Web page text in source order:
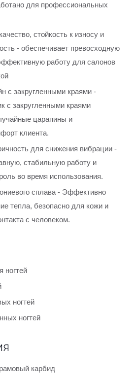
для профессиональных
стойкость к износу и
- обеспечивает превосходную
работу для салонов
с закругленными краями -
с закругленными краями
царапины и
клиента.
для снижения вибрации -
стабильную работу и
во время использования.
сплава - Эффективно
тепла, безопасно для кожи и
с человеком.
ногтей
ногтей
ногтей
карбид